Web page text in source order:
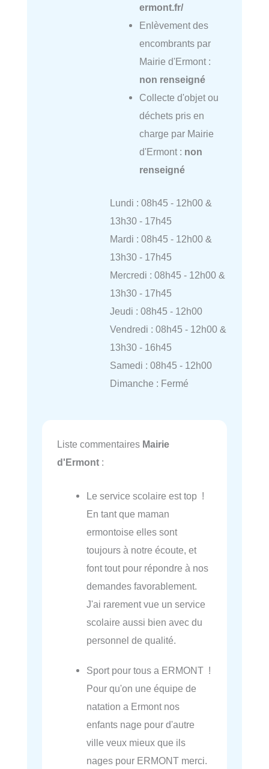
ermont.fr/
Enlèvement des
encombrants par
Mairie d'Ermont :
non renseigné
Collecte d'objet ou
déchets pris en
charge par Mairie
d'Ermont : non
renseigné
Lundi : 08h45 - 12h00 &
13h30 - 17h45
Mardi : 08h45 - 12h00 &
13h30 - 17h45
Mercredi : 08h45 - 12h00 &
13h30 - 17h45
Jeudi : 08h45 - 12h00
Vendredi : 08h45 - 12h00 &
13h30 - 16h45
Samedi : 08h45 - 12h00
Dimanche : Fermé
Liste commentaires Mairie
d'Ermont :
Le service scolaire est top !
En tant que maman
ermontoise elles sont
toujours à notre écoute, et
font tout pour répondre à nos
demandes favorablement.
J'ai rarement vue un service
scolaire aussi bien avec du
personnel de qualité.
Sport pour tous a ERMONT !
Pour qu'on une équipe de
natation a Ermont nos
enfants nage pour d'autre
ville veux mieux que ils
nages pour ERMONT merci.